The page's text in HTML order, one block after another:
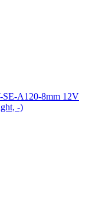
SE-A120-8mm 12V
-)